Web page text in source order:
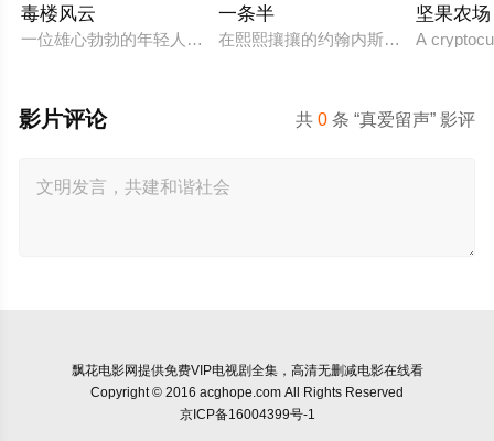
毒楼风云
一位雄心勃勃的年轻人正在申请马纳吉斯公司的工作。这家古
一条半
在熙熙攘攘的约翰内斯堡市中心，一
坚果农场
A
共0 条 “真爱留声” 影评
影片评论
飘花电影网提供免费VIP电视剧全集，高清无删减电影在线看
Copyright © 2016 acghope.com All Rights Reserved
京ICP备16004399号-1